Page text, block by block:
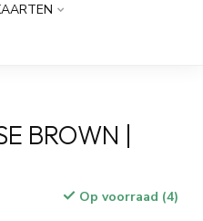
BROWN |
Op voorraad (4)